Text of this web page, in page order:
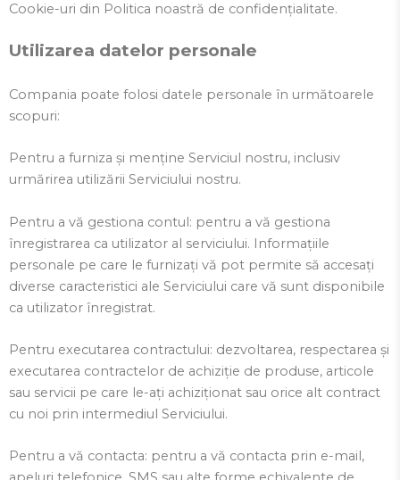
Cookie-uri din Politica noastră de confidențialitate.
Utilizarea datelor personale
Compania poate folosi datele personale în următoarele
scopuri:
Pentru a furniza și menține Serviciul nostru, inclusiv
urmărirea utilizării Serviciului nostru.
Pentru a vă gestiona contul: pentru a vă gestiona
înregistrarea ca utilizator al serviciului. Informațiile
personale pe care le furnizați vă pot permite să accesați
diverse caracteristici ale Serviciului care vă sunt disponibile
ca utilizator înregistrat.
Pentru executarea contractului: dezvoltarea, respectarea și
executarea contractelor de achiziție de produse, articole
sau servicii pe care le-ați achiziționat sau orice alt contract
cu noi prin intermediul Serviciului.
Pentru a vă contacta: pentru a vă contacta prin e-mail,